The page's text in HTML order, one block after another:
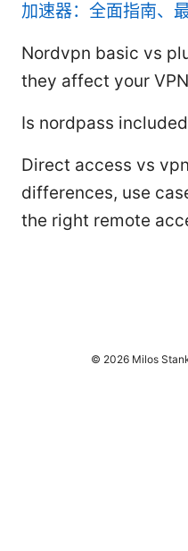
加速器：全面指南、
Nordvpn basic vs
they affect your
Is nordpass
Direct access vs
differences, use
the right remote
© 2026 Milos